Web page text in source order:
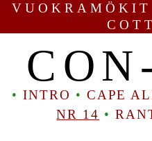
•INTRO • CAPE
NR 14 •